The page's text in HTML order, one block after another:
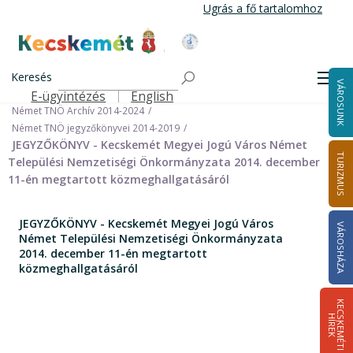
tartalomra
Ugrás a fő tartalomhoz
Kecskemét Város Honlapja
Keresés
Felső navigáció
E-ügyintézés English VÁROSUNK
TURIZMUS
VÁROSHÁZA
K
E
C
S
K
E
M
É
T
I
HÍ
R
E
K
Önkormányzat
Nemzetiségi Önkormányzatok
Német Települési Nemzetiségi Önkormányzat
Német TNÖ Archív 2014-2024
Német TNÖ jegyzőkönyvei 2014-2019
JEGYZŐKÖNYV - Kecskemét Megyei Jogú Város Német
Települési Nemzetiségi Önkormányzata 2014. december
11-én megtartott közmeghallgatásáról
JEGYZŐKÖNYV - Kecskemét Megyei Jogú Város
Német Települési Nemzetiségi Önkormányzata
2014. december 11-én megtartott
közmeghallgatásáról